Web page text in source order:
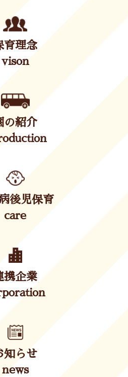
育理念
vison
の紹介
後児保育
care
携企業
知らせ
news